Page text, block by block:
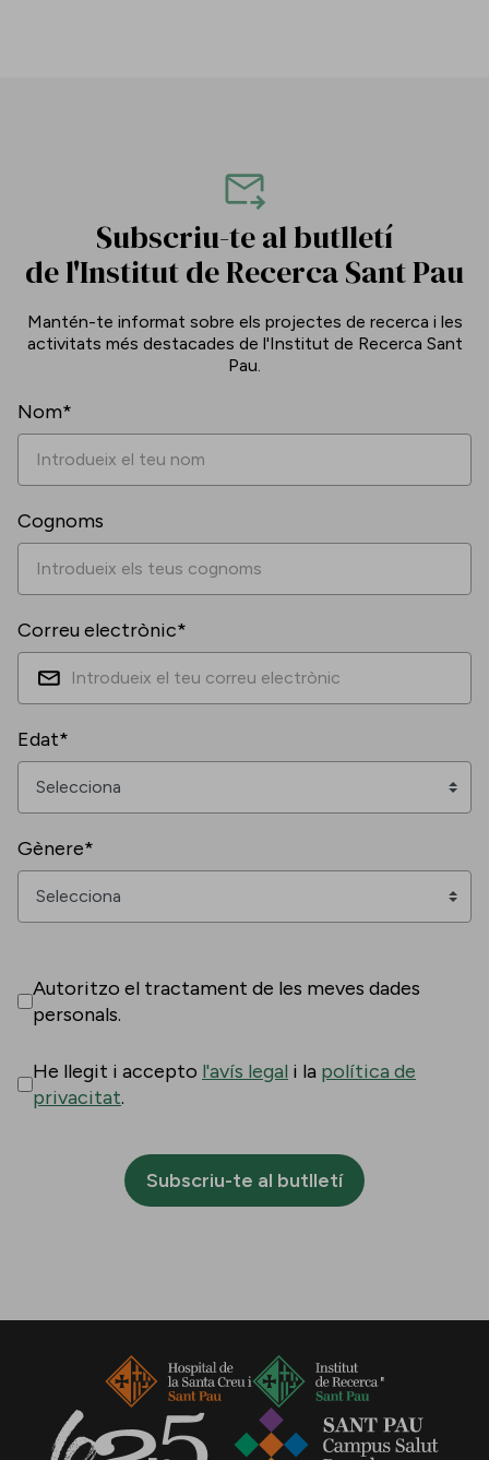
Subscriu-te al butlletí
de l'Institut de Recerca Sant Pau
Mantén-te informat sobre els projectes de recerca i les
activitats més destacades de l'Institut de Recerca Sant
Pau.
Nom*
Cognoms
Correu electrònic*
Edat*
Gènere*
Autoritzo el tractament de les meves dades
personals.
He llegit i accepto l'avís legal i la política de
privacitat.
Subscriu-te al butlletí